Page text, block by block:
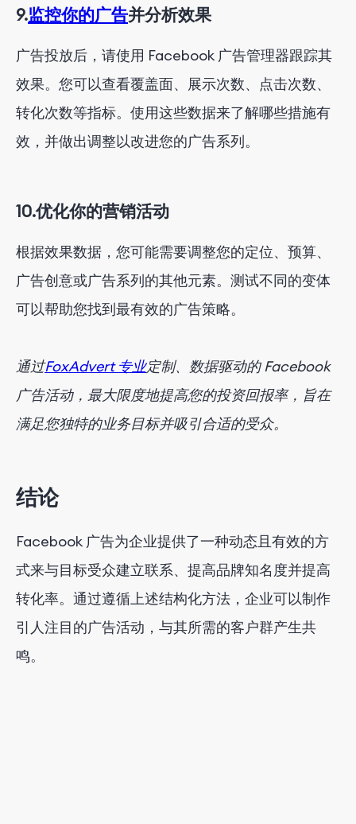
9.监控你的广告并分析效果
广告投放后，请使用 Facebook 广告管理器跟踪其
效果。您可以查看覆盖面、展示次数、点击次数、
转化次数等指标。使用这些数据来了解哪些措施有
效，并做出调整以改进您的广告系列。
10.优化你的营销活动
根据效果数据，您可能需要调整您的定位、预算、
广告创意或广告系列的其他元素。测试不同的变体
可以帮助您找到最有效的广告策略。
通过FoxAdvert 专业定制、数据驱动的 Facebook
广告活动，最大限度地提高您的投资回报率，旨在
满足您独特的业务目标并吸引合适的受众。
结论
Facebook 广告为企业提供了一种动态且有效的方
式来与目标受众建立联系、提高品牌知名度并提高
转化率。通过遵循上述结构化方法，企业可以制作
引人注目的广告活动，与其所需的客户群产生共
鸣。